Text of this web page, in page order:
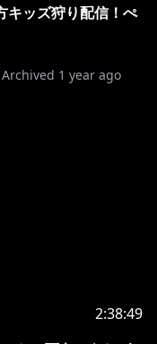
キッズ狩り配信！ぺ
Archived 1 year ago
2:38:49